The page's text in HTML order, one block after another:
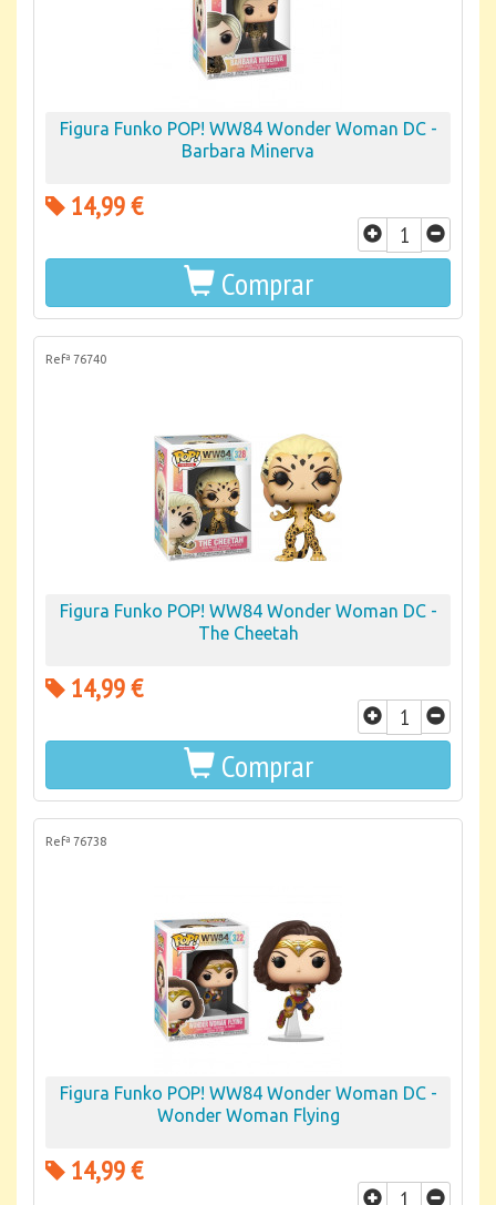
Figura Funko POP! WW84 Wonder Woman DC -
Barbara Minerva
14,99 €
Comprar
Refª 76740
Figura Funko POP! WW84 Wonder Woman DC -
The Cheetah
14,99 €
Comprar
Refª 76738
Figura Funko POP! WW84 Wonder Woman DC -
Wonder Woman Flying
14,99 €